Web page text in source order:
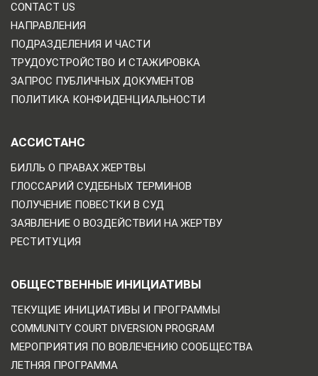
CONTACT US
НАПРАВЛЕНИЯ
ПОДРАЗДЕЛЕНИЯ И ЧАСТИ
ТРУДОУСТРОЙСТВО И СТАЖИРОВКА
ЗАПРОС ПУБЛИЧНЫХ ДОКУМЕНТОВ
ПОЛИТИКА КОНФИДЕНЦИАЛЬНОСТИ
АССИСТАНС
БИЛЛЬ О ПРАВАХ ЖЕРТВЫ
ГЛОССАРИЙ СУДЕБНЫХ ТЕРМИНОВ
ПОЛУЧЕНИЕ ПОВЕСТКИ В СУД
ЗАЯВЛЕНИЕ О ВОЗДЕЙСТВИИ НА ЖЕРТВУ
РЕСТИТУЦИЯ
ОБЩЕСТВЕННЫЕ ИНИЦИАТИВЫ
ТЕКУЩИЕ ИНИЦИАТИВЫ И ПРОГРАММЫ
COMMUNITY COURT DIVERSION PROGRAM
МЕРОПРИЯТИЯ ПО ВОВЛЕЧЕНИЮ СООБЩЕСТВА
ЛЕТНЯЯ ПРОГРАММА